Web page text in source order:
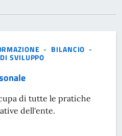
- BILANCIO -
SVILUPPO
di tutte le pratiche
dell'ente.